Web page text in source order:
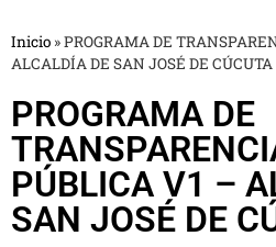
Inicio »PROGRAMA DE
ALCALDÍA DE SAN JOSÉ DE CÚCUTA
PROGRAMA DE
PÚBLICA V1 –
SAN JOSÉ DE